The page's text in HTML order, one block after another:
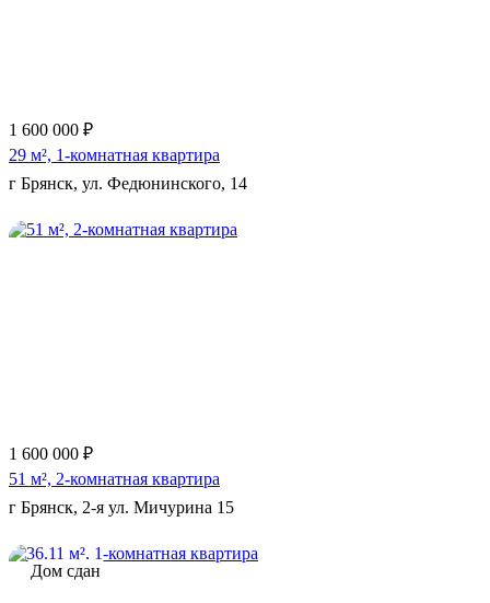
1 600 000 ₽
29 м², 1-комнатная квартира
г Брянск, ул. Федюнинского, 14
1 600 000 ₽
51 м², 2-комнатная квартира
г Брянск, 2-я ул. Мичурина 15
Дом сдан